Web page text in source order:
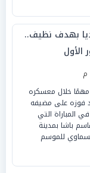
بهدف نظيف..
مهمًا خلال معسكره
فوزه على مضيفه
المباراة التي
باشا بمدينة
للموسم